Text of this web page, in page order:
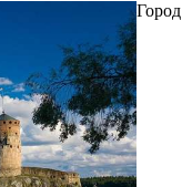
Город